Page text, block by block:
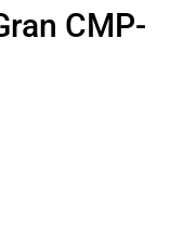
CMP-